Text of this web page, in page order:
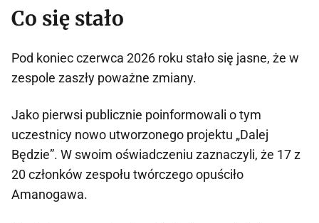
Co się stało
Pod koniec czerwca 2026 roku stało się jasne, że w
zespole zaszły poważne zmiany.
Jako pierwsi publicznie poinformowali o tym
uczestnicy nowo utworzonego projektu „Dalej
Będzie”. W swoim oświadczeniu zaznaczyli, że 17 z
20 członków zespołu twórczego opuściło
Amanogawa.